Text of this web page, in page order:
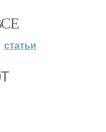
статьи